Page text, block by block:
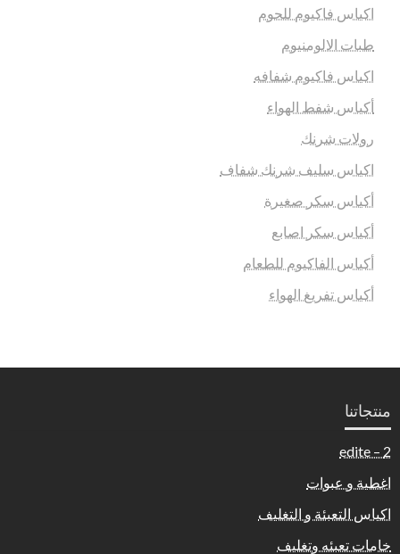
اكياس فاكيوم للحوم
طبات الالومنيوم
اكياس فاكيوم شفافه
أكياس شفط الهواء
رولات شرنك
اكياس سليف شرنك شفاف
أكياس سكر صغيرة
أكياس سكر اصابع
أكياس الفاكيوم للطعام
أكياس تفريغ الهواء
منتجاتنا
2 – edite
اغطية و عبوات
اكياس التعبئة و التغليف
خامات تعبئه وتغليف